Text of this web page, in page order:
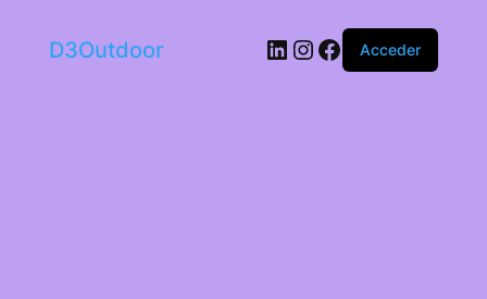
D3Outdoor LinkedIn
Instagram
Facebook
Acceder